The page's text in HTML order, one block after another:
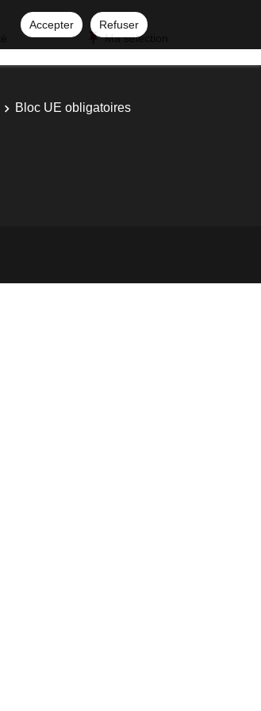
Accepter
Refuser
Ma sélection
Bloc UE obligatoires